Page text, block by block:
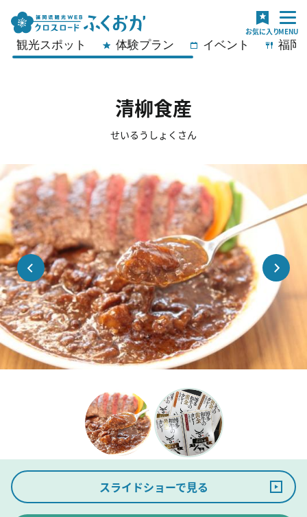
観光スポット 体験プラン イベント 福岡
清柳食産
せいるうしょくさん
スライドショーで見る